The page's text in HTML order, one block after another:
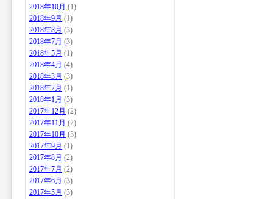
2018年10月 (1)
2018年9月 (1)
2018年8月 (3)
2018年7月 (3)
2018年5月 (1)
2018年4月 (4)
2018年3月 (3)
2018年2月 (1)
2018年1月 (3)
2017年12月 (2)
2017年11月 (2)
2017年10月 (3)
2017年9月 (1)
2017年8月 (2)
2017年7月 (2)
2017年6月 (3)
2017年5月 (3)